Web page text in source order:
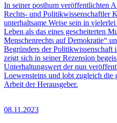
In seiner posthum veröffentlichten
Rechts- und Politikwissenschaftler
unterhaltsame Weise sein in
Leben als das eines gescheiterten
Menschenrechts auf Demokratie“
Begründers der Politikwissenschaft
zeigt sich in seiner Rezension
Unterhaltungswert der nun
Loewensteins und lobt zugleich die
Arbeit der Herausgeber.
08.11.2023